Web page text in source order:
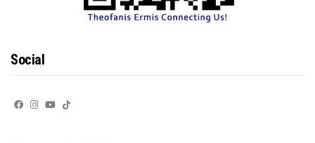
Social